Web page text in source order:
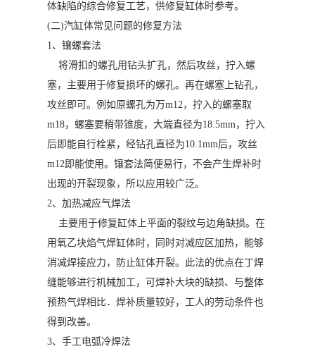
体缺陷的综合修复工艺，供修复缸体时参考。
(二)汽缸体常见问题的修复方法
1、镶螺套法
将滑扣的螺孔用钻头扩孔，然后攻丝，拧入螺
塞，主要用于修复损坏的螺孔。再在螺塞上钻孔，
攻丝即可。例如原螺孔为万m12，拧入的螺塞取
m18，螺塞要稍带锥度，大端直径为18.5mm，拧入
后即能自行栓紧，经钻孔直径为10.1mm后，攻丝
m12即能使用。镶套法简便易行，不会产生焊补时
出现的开裂现象，所以应用较广泛。
2、加热减应气焊法
主要用于修复缸体上平面的裂纹与边角缺损。在
用氧乙块焰气焊缸体时，同时对减应区加热，能够
消减焊接应力，防止缸体开裂。此法的优点在丁焊
缝能够进行机械加工，可焊补大块的缺损、与整体
预热气焊相比．焊补质量较好，工人的劳动条件也
得到改善。
3、手工电弧冷焊法